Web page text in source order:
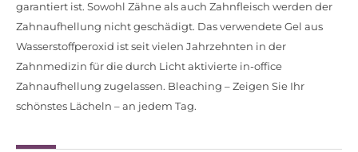
garantiert ist. Sowohl Zähne als auch Zahnfleisch werden der
Zahnaufhellung nicht geschädigt. Das verwendete Gel aus
Wasserstoffperoxid ist seit vielen Jahrzehnten in der
Zahnmedizin für die durch Licht aktivierte in-office
Zahnaufhellung zugelassen. Bleaching – Zeigen Sie Ihr
schönstes Lächeln – an jedem Tag.